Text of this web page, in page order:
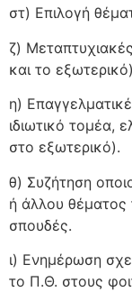
στ) Επιλογή
ζ)
και το
η)
ιδιωτικό τομέα,
στο εξωτερικό).
θ) Συζήτηση
ή άλλου θέματος
σπουδές.
ι) Ενημέρωση
το Π.Θ. στους